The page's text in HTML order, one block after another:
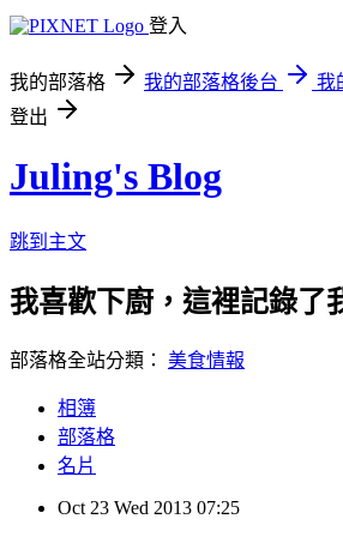
登入
我的部落格 我的部落格後台
我
登出
Juling's Blog
跳到主文
我喜歡下廚，這裡記錄了
部落格全站分類： 美食情報
相簿
部落格
名片
Oct 23 Wed 2013 07:25